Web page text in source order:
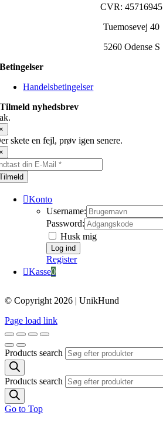
CVR: 45716945
Tuemosevej 40
5260 Odense S
Betingelser
Handelsbetingelser
Tilmeld nyhedsbrev
skete en fejl, prøv igen senere.
Konto
Username:
Password:
Husk mig
Register
Kasse0
© Copyright 2026 | UnikHund
Page load link
Products search
Products search
Go to Top